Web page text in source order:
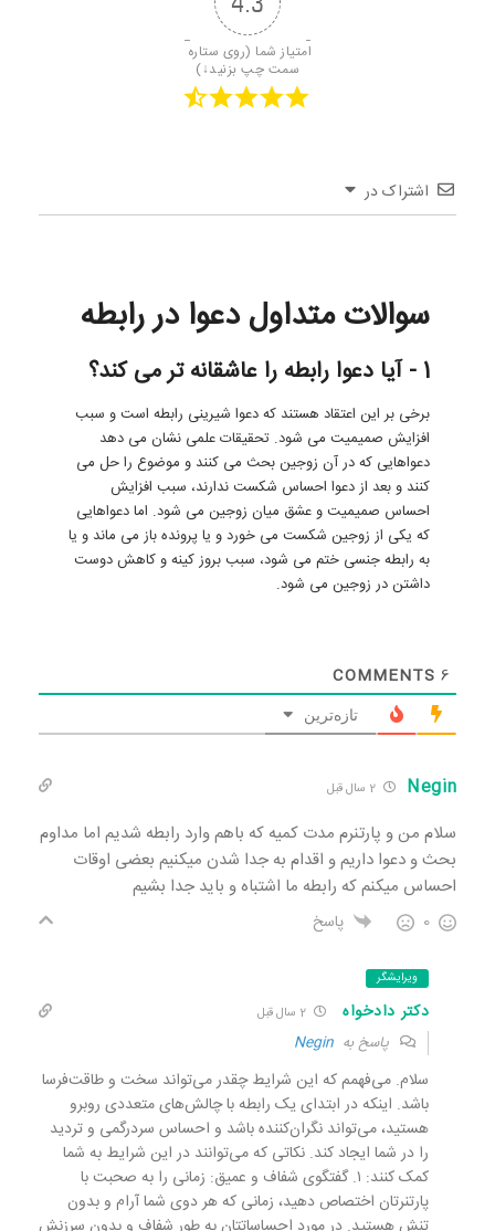
امتیاز شما (روی ستاره
سمت چپ بزنید↓)
اشتراک در
سوالات متداول دعوا در رابطه
1 - آیا دعوا رابطه را عاشقانه تر می کند؟
برخی بر این اعتقاد هستند که دعوا شیرینی رابطه است و سبب
افزایش صمیمیت می شود. تحقیقات علمی نشان می دهد
دعواهایی که در آن زوجین بحث می کنند و موضوع را حل می
کنند و بعد از دعوا احساس شکست ندارند، سبب افزایش
احساس صمیمیت و عشق میان زوجین می شود. اما دعواهایی
که یکی از زوجین شکست می خورد و یا پرونده باز می ماند و یا
به رابطه جنسی ختم می شود، سبب بروز کینه و کاهش دوست
داشتن در زوجین می شود.
6
COMMENTS
تازه‌ترین
Negin 2 سال قبل
سلام من و پارتنرم مدت کمیه که باهم وارد رابطه شدیم اما مداوم
بحث و دعوا داریم و اقدام به جدا شدن میکنیم بعضی اوقات
احساس میکنم که رابطه ما اشتباه و باید جدا بشیم
0 پاسخ
ویرایشگر
دکتر دادخواه
پاسخ به Negin
سلام. می‌فهمم که این شرایط چقدر می‌تواند سخت و طاقت‌فرسا
باشد. اینکه در ابتدای یک رابطه با چالش‌های متعددی روبرو
هستید، می‌تواند نگران‌کننده باشد و احساس سردرگمی و تردید
را در شما ایجاد کند. نکاتی که می‌توانند در این شرایط به شما
کمک کنند: ۱. گفتگوی شفاف و عمیق: زمانی را به صحبت با
پارتنرتان اختصاص دهید، زمانی که هر دوی شما آرام و بدون